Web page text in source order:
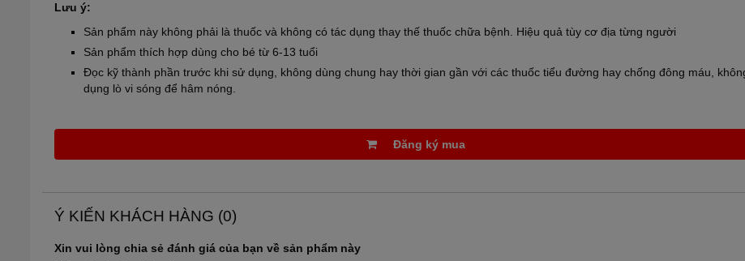
Lưu ý:
Sản phẩm này không phải là thuốc và không có tác dụng thay thế thuốc chữa bệnh. Hiệu quả tùy cơ địa từng người
Sản phẩm thích hợp dùng cho bé từ 6-13 tuổi
Đọc kỹ thành phần trước khi sử dụng, không dùng chung hay thời gian gần với các thuốc tiểu đường hay chống đông máu,
dụng lò vi sóng để hâm nóng.
Đăng ký mua
Ý KIẾN KHÁCH HÀNG (0)
Xin vui lòng chia sẻ đánh giá của bạn về sản phẩm này